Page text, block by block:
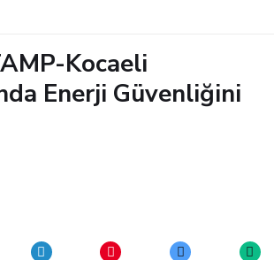
Kocaeli
Enerji Güvenliğini